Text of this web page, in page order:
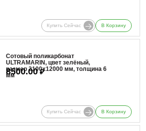
Купить Сейчас В Корзину
Сотовый поликарбонат
ULTRAMARIN, цвет зелёный,
размер 2100x12000 мм, толщина 6
мм
8500.00₽
Купить Сейчас В Корзину